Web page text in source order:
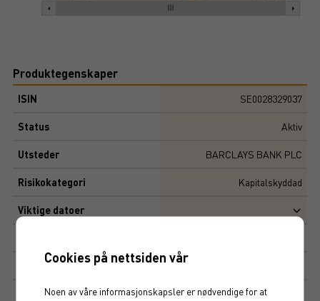
Produktegenskaper
ISIN SE0028329037
Status Aktiv
Utsteder BARCLAYS BANK PLC
Risikokategori Kapitalskyddad
Viktige datoer
Initial risiko
Risiko
Cookies på nettsiden vår
Noen av våre informasjonskapsler er nødvendige for at